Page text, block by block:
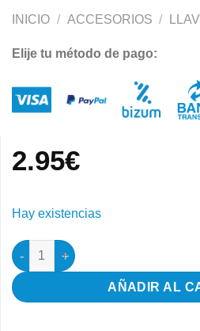
INICIO / ACCESORIOS /
Elije tu método de pago:
2.95€
Hay existencias
Llavero Periquito verde cantidad
AÑADIR AL